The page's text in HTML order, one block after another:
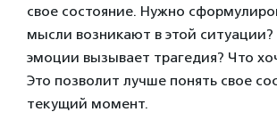
свое состояние. Нужно
мысли возникают в этой ситуации?
эмоции вызывает трагедия? Что
Это позволит лучше понять свое
текущий момент.